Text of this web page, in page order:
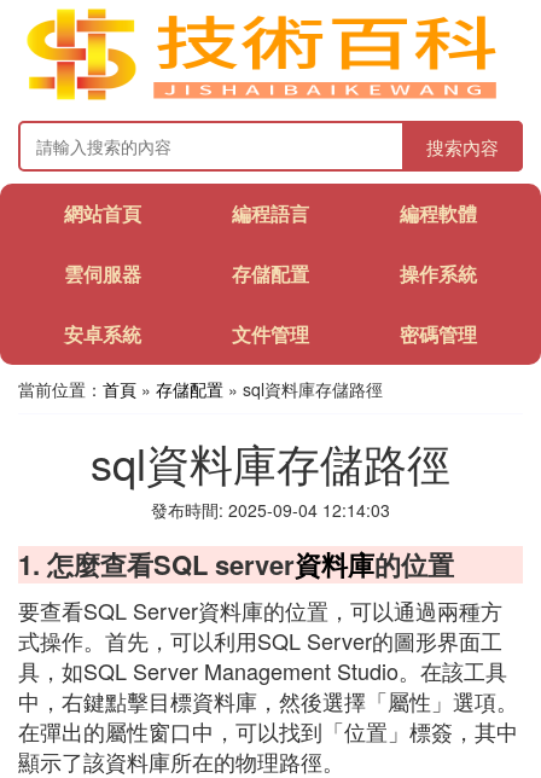
搜索內容
網站首頁 編程語言 編程軟體
雲伺服器 存儲配置 操作系統
安卓系統 文件管理 密碼管理
當前位置： 首頁 » 存儲配置 » sql資料庫存儲路徑
sql資料庫存儲路徑
發布時間: 2025-09-04 12:14:03
1. 怎麼查看SQL server資料庫的位置
要查看SQL Server資料庫的位置，可以通過兩種方
式操作。首先，可以利用SQL Server的圖形界面工
具，如SQL Server Management Studio。在該工具
中，右鍵點擊目標資料庫，然後選擇「屬性」選項。
在彈出的屬性窗口中，可以找到「位置」標簽，其中
顯示了該資料庫所在的物理路徑。